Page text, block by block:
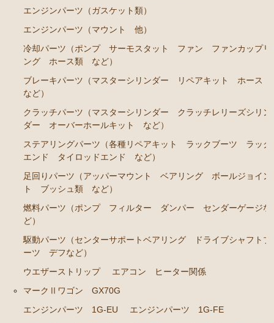
足回りパーツ（アッパーマウント ベアリング ボー
ーゲージなど）
駆動パーツ（センターサポートベアリング ドライブ
シャフトブーツ など）
エアコン ヒーター関係
マークⅡ クレスタ チェイサー GX81 JZX81
エンジンパーツ 1G-GE
エンジンパーツ 1G-GTE
エンジンパーツ 1G-FE
エンジンパーツ 7M-GE
ブレーキパーツ（マスターシリンダー リペアキッ
ト ホース など）
クラッチパーツ（マスターシリンダー クラッチレリ
ーズシリンダー オーバーホールキット など）
エンジンパーツ（ガスケット類）
エンジンパーツ（マウント 他）
冷却パーツ（ポンプ サーモスタット ファン ファンカップリ
ング ホース類 など）
ブレーキパーツ（マスターシリンダー リペアキット ホース
など）
クラッチパーツ（マスターシリンダー クラッチレリーズシリン
ダー オーバーホールキット など）
ステアリングパーツ（各種リペアキット ラックブーツ ラック
エンド タイロッドエンド など）
足回りパーツ（アッパーマウント ベアリング ボールジョイン
ト ブッシュ類 など）
燃料パーツ（ポンプ フィルター ダンパー センダーゲージな
ど）
駆動パーツ（センターサポートベアリング ドライブシャフトブ
ーツ デフなど）
ウエザーストリップ
エアコン ヒーター関係
マークⅡワゴン GX70G
エンジンパーツ 1G-EU
エンジンパーツ 1G-FE